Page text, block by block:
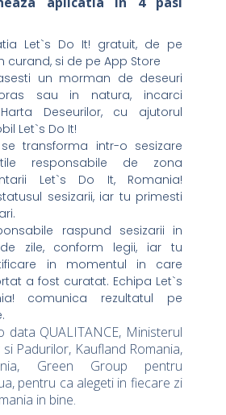
Let`s Do It! gratuit, de pe
curand, si de pe App Store
un morman de deseuri
sau in natura, incarci
Deseurilor, cu ajutorul
Let`s Do It!
transforma intr-o sesizare
responsabile de zona
Let`s Do It, Romania!
sesizarii, iar tu primesti
raspund sesizarii in
zile, conform legii, iar tu
in momentul in care
a fost curatat. Echipa Let`s
comunica rezultatul pe
data QUALITANCE, Ministerul
Padurilor, Kaufland Romania,
Green Group pentru
pentru ca alegeti in fiecare zi
in bine.